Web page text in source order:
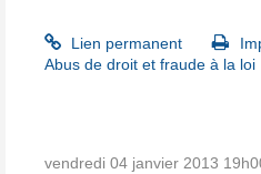
Lien permanent
Abus de droit et fraude à la loi
vendredi 04 janvier 2013